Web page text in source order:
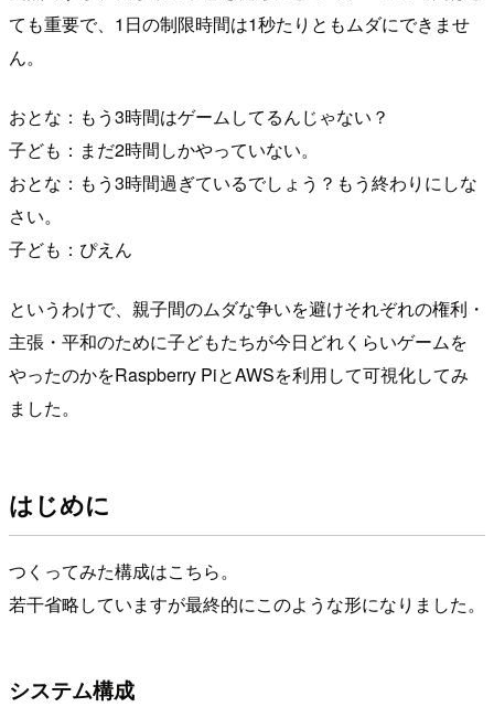
ても重要で、1日の制限時間は1秒たりともムダにできませ
ん。
おとな：もう3時間はゲームしてるんじゃない？
子ども：まだ2時間しかやっていない。
おとな：もう3時間過ぎているでしょう？もう終わりにしな
さい。
子ども：ぴえん
というわけで、親子間のムダな争いを避けそれぞれの権利・
主張・平和のために子どもたちが今日どれくらいゲームを
やったのかをRaspberry PiとAWSを利用して可視化してみ
ました。
はじめに
つくってみた構成はこちら。
若干省略していますが最終的にこのような形になりました。
システム構成